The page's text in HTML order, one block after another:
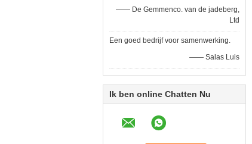
—— De Gemmenco. van de jadeberg,
Ltd
Een goed bedrijf voor samenwerking.
—— Salas Luis
Ik ben online Chatten Nu